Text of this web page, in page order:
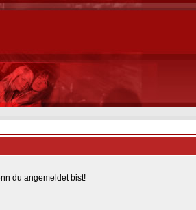
du angemeldet bist!